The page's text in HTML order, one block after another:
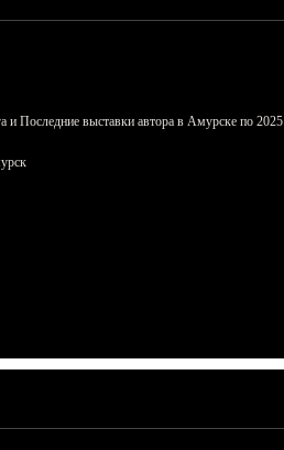
Последние выставки автора в Амурске по 2025